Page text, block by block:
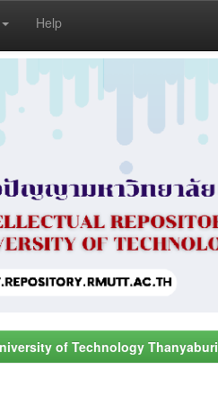
Help
of Technology Thanyaburi